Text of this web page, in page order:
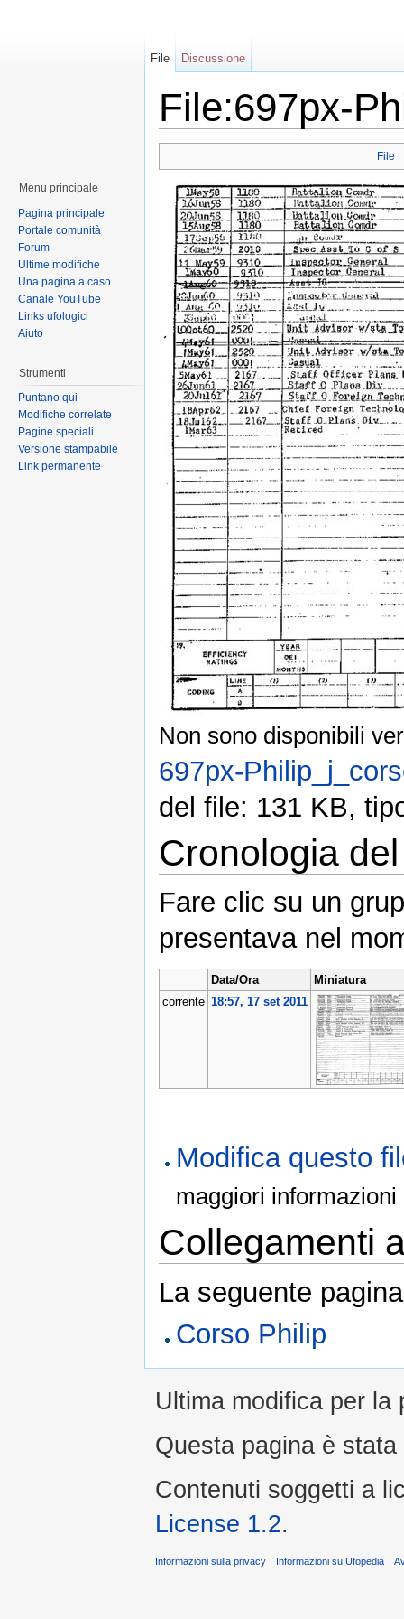
File:697px-
File
Non sono disponibili
697px-
del file: 131 KB,
Cronologia
Fare clic su un
presentava nel
Data/Ora
Miniatura
corrente 18:57, 17 set 2011
Modifica questo
maggiori
Collegamenti
La seguente
Corso Philip
File Discussione
Menu principale
Pagina principale
Portale comunità
Forum
Ultime modifiche
Una pagina a caso
Canale YouTube
Links ufologici
Aiuto
Strumenti
Puntano qui
Modifiche correlate
Pagine speciali
Versione stampabile
Link permanente
Ultima modifica per la
Questa pagina è
Contenuti soggetti a
License 1.2.
Informazioni sulla privacy Informazioni su Ufopedia